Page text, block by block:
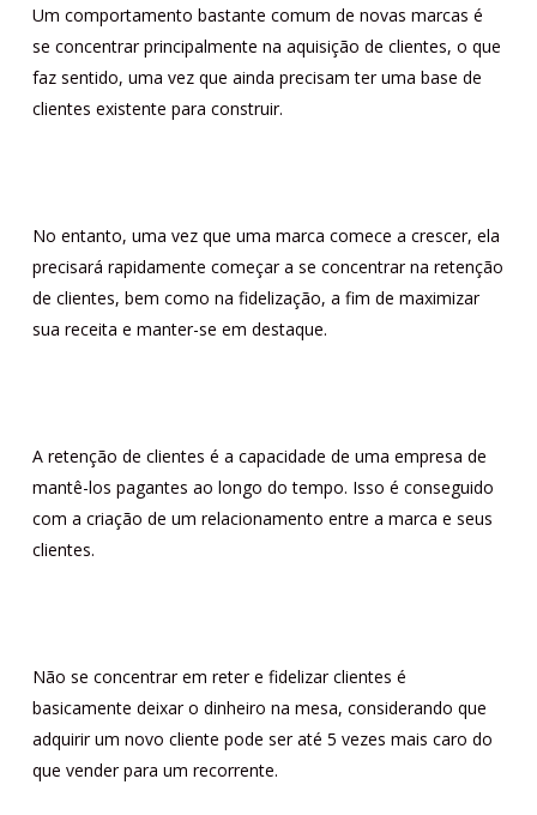
Um comportamento bastante comum de novas marcas é
se concentrar principalmente na aquisição de clientes, o que
faz sentido, uma vez que ainda precisam ter uma base de
clientes existente para construir.
No entanto, uma vez que uma marca comece a crescer, ela
precisará rapidamente começar a se concentrar na retenção
de clientes, bem como na fidelização, a fim de maximizar
sua receita e manter-se em destaque.
A retenção de clientes é a capacidade de uma empresa de
mantê-los pagantes ao longo do tempo. Isso é conseguido
com a criação de um relacionamento entre a marca e seus
clientes.
Não se concentrar em reter e fidelizar clientes é
basicamente deixar o dinheiro na mesa, considerando que
adquirir um novo cliente pode ser até 5 vezes mais caro do
que vender para um recorrente.